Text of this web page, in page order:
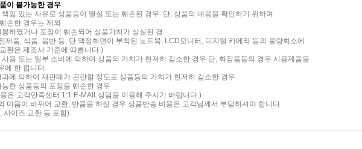
이 불가능한 경우
임 있는 사유로 상품등이 멸실 또는 훼손된 경우. 단, 상품의 내용을 확인하기 위하여
손한 경우는 제외
하였거나 포장이 훼손되어 상품가치가 상실된 경
제품, 식품, 음반 등, 단 액정화면이 부착된 노트북, LCD모니터, 디지털 카메라 등의 불량화소에
환은 제조사 기준에 따릅니다.)
용 또는 일부 소비에 의하여 상품의 가치가 현저히 감소한 경우 단, 화장품등의 경우 시용제품을
에 한 합니다.
에 의하여 재판매가 곤란할 정도로 상품등의 가치가 현저히 감소한 경우
한 상품등의 포장을 훼손한 경우
은 고객만족센터 1:1 E-MAIL상담을 이용해 주시기 바랍니다.)
마음이 바뀌어 교환, 반품을 하실 경우 상품반송 비용은 고객님께서 부담하셔야 합니다.
사이즈 교환 등 포함)